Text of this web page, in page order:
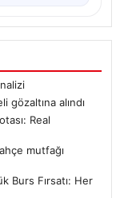
gözaltına alındı
Real
mutfağı
Burs Fırsatı: Her